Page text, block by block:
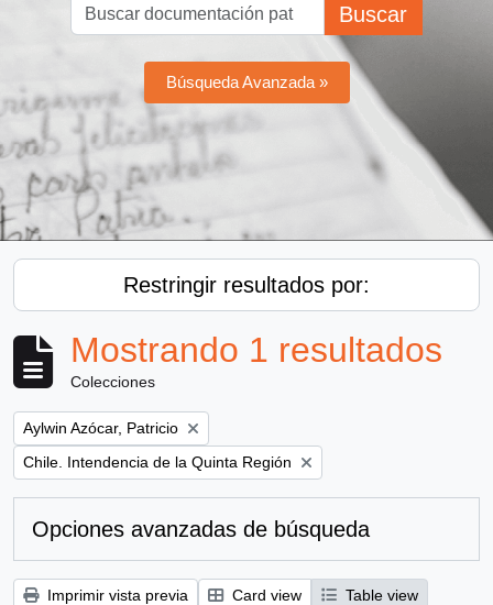
Buscar
Búsqueda Avanzada »
Restringir resultados por:
Mostrando 1 resultados
Colecciones
Remove filter:
Aylwin Azócar, Patricio
Remove filter:
Chile. Intendencia de la Quinta Región
Opciones avanzadas de búsqueda
Imprimir vista previa Card view
Table view